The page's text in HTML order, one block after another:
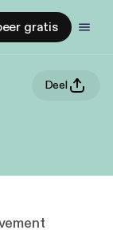
gratis
Deel